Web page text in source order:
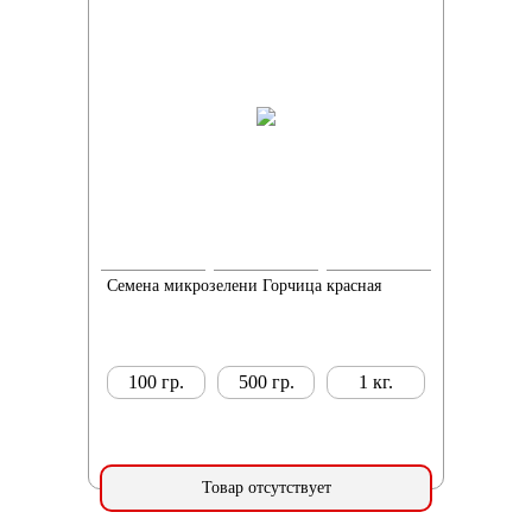
Семена микрозелени Горчица красная
100 гр. 500 гр. 1 кг.
Товар отсутствует